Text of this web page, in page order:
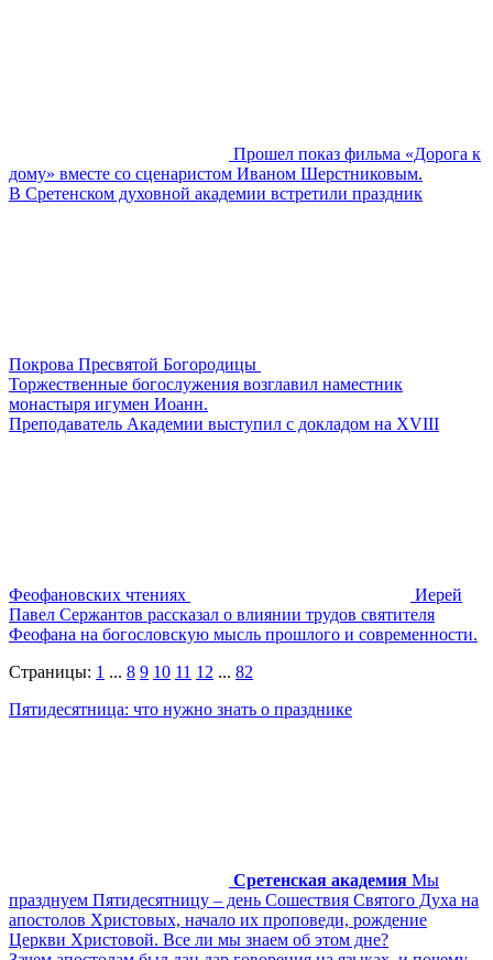
Прошел показ фильма «Дорога к
дому» вместе со сценаристом Иваном Шерстниковым.
В Сретенском духовной академии встретили праздник
Покрова Пресвятой Богородицы
Торжественные богослужения возглавил наместник
монастыря игумен Иоанн.
Преподаватель Академии выступил с докладом на XVIII
Феофановских чтениях
Иерей
Павел Сержантов рассказал о влиянии трудов святителя
Феофана на богословскую мысль прошлого и современности.
Страницы: 1 ... 8 9 10 11 12 ... 82
Пятидесятница: что нужно знать о празднике
Сретенская академия Мы
празднуем Пятидесятницу – день Сошествия Святого Духа на
апостолов Христовых, начало их проповеди, рождение
Церкви Христовой. Все ли мы знаем об этом дне?